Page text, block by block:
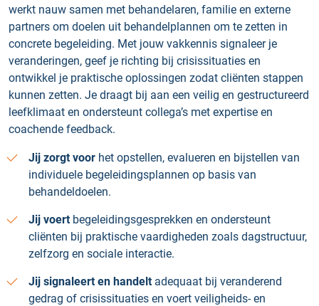
werkt nauw samen met behandelaren, familie en externe
partners om doelen uit behandelplannen om te zetten in
concrete begeleiding. Met jouw vakkennis signaleer je
veranderingen, geef je richting bij crisissituaties en
ontwikkel je praktische oplossingen zodat cliënten stappen
kunnen zetten. Je draagt bij aan een veilig en gestructureerd
leefklimaat en ondersteunt collega’s met expertise en
coachende feedback.
Jij zorgt voor het opstellen, evalueren en bijstellen van
individuele begeleidingsplannen op basis van
behandeldoelen.
Jij voert begeleidingsgesprekken en ondersteunt
cliënten bij praktische vaardigheden zoals dagstructuur,
zelfzorg en sociale interactie.
Jij signaleert en handelt adequaat bij veranderend
gedrag of crisissituaties en voert veiligheids- en